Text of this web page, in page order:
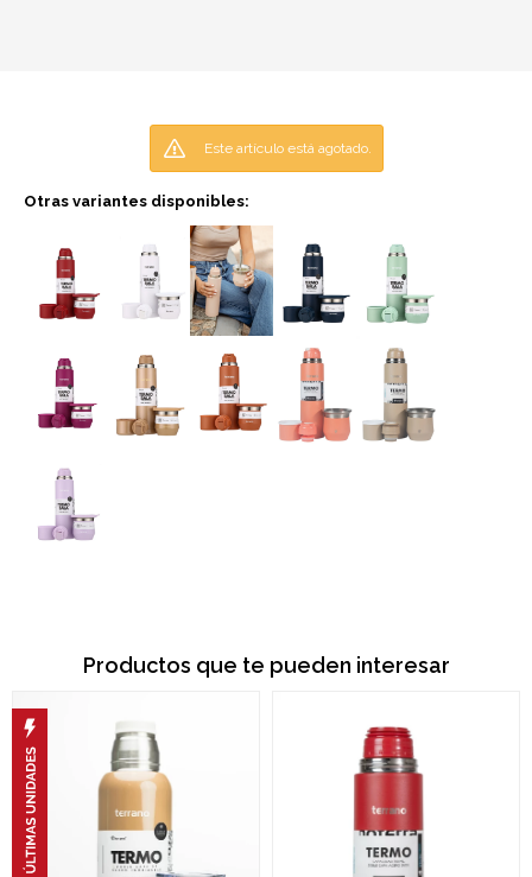
Este artículo está agotado.
Otras variantes disponibles:
Productos que te pueden interesar